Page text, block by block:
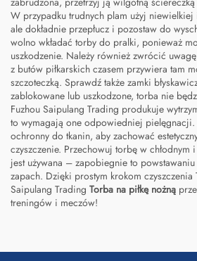
W przypadku trudnych plam użyj
ale dokładnie przepłucz i pozostaw do
wolno wkładać torby do pralki, ponieważ
uszkodzenie. Należy również zwrócić
z butów piłkarskich czasem przywiera tam
szczoteczką. Sprawdź także zamki
zablokowane lub uszkodzone, torba nie
Fuzhou Saipulang Trading produkuje
to wymagają one odpowiedniej pielęgnacji.
ochronny do tkanin, aby zachować
czyszczenie. Przechowuj torbę w
jest używana – zapobiegnie to
zapach. Dzięki prostym krokom
Saipulang Trading Torba na piłkę nożną
treningów i meczów!